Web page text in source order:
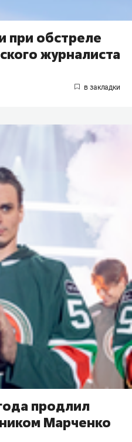
при обстреле
журналиста
продлил
Марченко